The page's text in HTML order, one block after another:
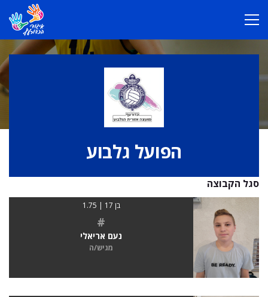
הפועל גלבוע
סגל הקבוצה
בן 17 | 1.75
#
נעם אריאלי
מגיש/ה